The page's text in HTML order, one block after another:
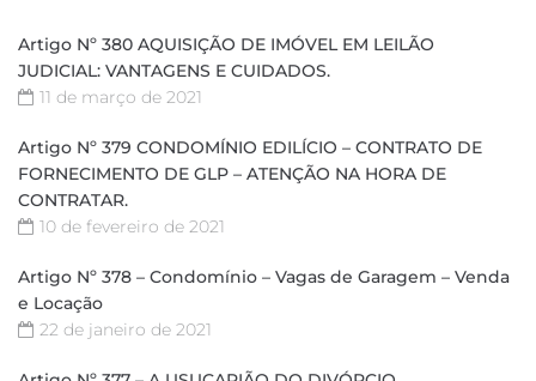
Artigo Nº 380 AQUISIÇÃO DE IMÓVEL EM LEILÃO
JUDICIAL: VANTAGENS E CUIDADOS.
11 de março de 2021
Artigo Nº 379 CONDOMÍNIO EDILÍCIO – CONTRATO DE
FORNECIMENTO DE GLP – ATENÇÃO NA HORA DE
CONTRATAR.
10 de fevereiro de 2021
Artigo Nº 378 – Condomínio – Vagas de Garagem – Venda
e Locação
22 de janeiro de 2021